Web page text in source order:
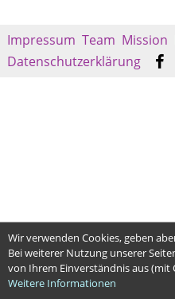
Impressum Team Mission
Datenschutzerklärung
Wir verwenden Cookies, geben
Bei weiterer Nutzung unserer
von Ihrem Einverständnis aus (mit
Weitere Informationen